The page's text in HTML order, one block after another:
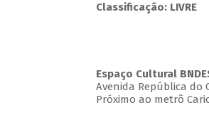
Classificação: LIVRE
Espaço Cultural
Avenida República do
Próximo ao metrô